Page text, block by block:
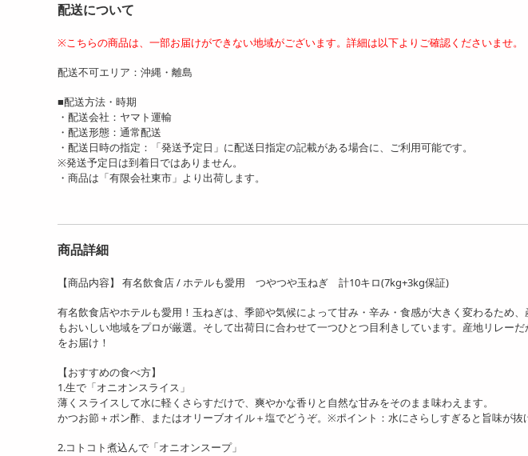
配送について
※こちらの商品は、一部お届けができない地域がございます。詳細は以下よりご確認くださいませ。
配送不可エリア：沖縄・離島
■配送方法・時期
・配送会社：ヤマト運輸
・配送形態：通常配送
・配送日時の指定：「発送予定日」に配送日指定の記載がある場合に、ご利用可能です。
※発送予定日は到着日ではありません。
・商品は「有限会社東市」より出荷します。
商品詳細
【商品内容】 有名飲食店 / ホテルも愛用 つやつや玉ねぎ 計10キロ(7kg+3kg保証)
有名飲食店やホテルも愛用！玉ねぎは、季節や気候によって甘み・辛み・食感が大きく変わるため
もおいしい地域をプロが厳選。そして出荷日に合わせて一つひとつ目利きしています。産地リレー
をお届け！
【おすすめの食べ方】
1.生で「オニオンスライス」
薄くスライスして水に軽くさらすだけで、爽やかな香りと自然な甘みをそのまま味わえます。
かつお節＋ポン酢、またはオリーブオイル＋塩でどうぞ。※ポイント：水にさらしすぎると旨味が抜
2.コトコト煮込んで「オニオンスープ」